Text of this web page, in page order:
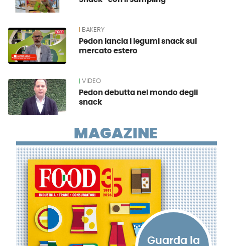
BAKERY
Pedon lancia i legumi snack sul
mercato estero
VIDEO
Pedon debutta nel mondo degli
snack
MAGAZINE